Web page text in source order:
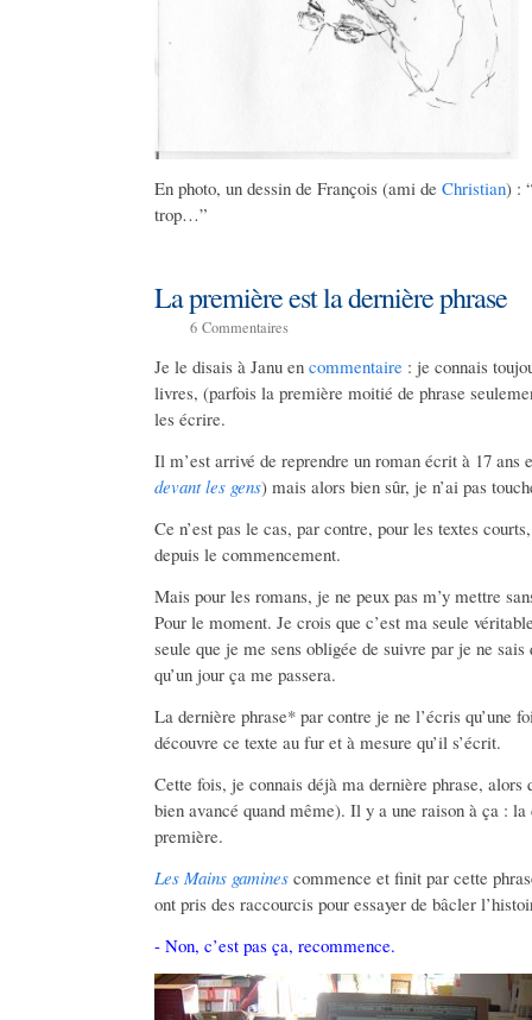
En photo, un dessin de François (ami de Christian) :
trop…”
La première est la dernière phrase
6 Commentaires
Je le disais à Janu en commentaire : je connais
livres, (parfois la première moitié de phrase
les écrire.
Il m’est arrivé de reprendre un roman écrit à 17
devant les gens) mais alors bien sûr, je n’ai pas
Ce n’est pas le cas, par contre, pour les textes
depuis le commencement.
Mais pour les romans, je ne peux pas m’y mettre
Pour le moment. Je crois que c’est ma seule
seule que je me sens obligée de suivre par je ne
qu’un jour ça me passera.
La dernière phrase* par contre je ne l’écris qu’une
découvre ce texte au fur et à mesure qu’il s’écrit.
Cette fois, je connais déjà ma dernière phrase, alors
bien avancé quand même). Il y a une raison à ça :
première.
Les Mains gamines commence et finit par cette
ont pris des raccourcis pour essayer de bâcler
- Non, c’est pas ça, recommence.